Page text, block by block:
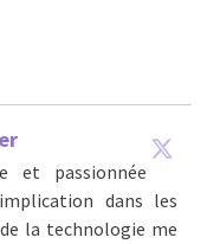
et passionnée
dans les
la technologie me